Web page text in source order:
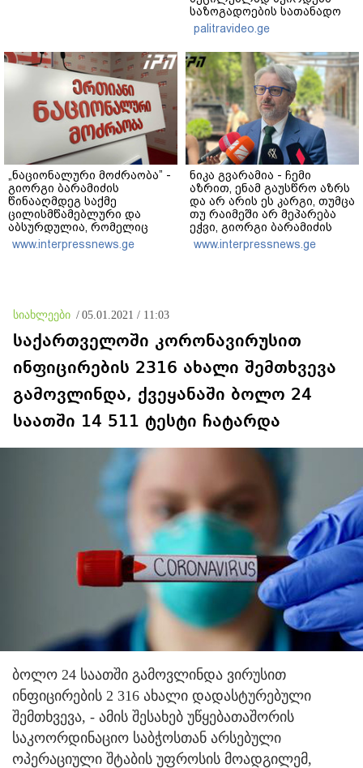
საზოგადოების სათანადო
რეაქცია" - ირაკლი
კობახიძე
palitravideo.ge
„ნაციონალური მოძრაობა” -
გიორგი ბარამიძის
წინააღმდეგ საქმე
ცილისმწამებლური და
აბსურდულია, რომელიც
ივანიშვილის რეჟიმის
პოლიტიკურ მიზნებსა და
რუსული ბუნების
www.interpressnews.ge
ნიკა გვარამია - ჩემი
აზრით, ენამ გაუსწრო აზრს
და არ არის ეს კარგი, თუმცა
თუ რაიმეში არ მეპარება
ეჭვი, გიორგი ბარამიძის
პატრიოტიზმია -
პროკურატურა რომ
www.interpressnews.ge
სიახლეები / 05.01.2021 / 11:03
საქართველოში კორონავირუსით
ინფიცირების 2316 ახალი შემთხვევა
გამოვლინდა, ქვეყანაში ბოლო 24
საათში 14 511 ტესტი ჩატარდა
ბოლო 24 საათში გამოვლინდა ვირუსით
ინფიცირების 2 316 ახალი დადასტურებული
შემთხვევა, - ამის შესახებ უწყებათაშორის
საკოორდინაციო საბჭოსთან არსებული
ოპერაციული შტაბის უფროსის მოადგილემ,